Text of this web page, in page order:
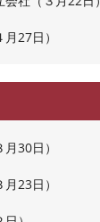
27日）
30日）
23日）